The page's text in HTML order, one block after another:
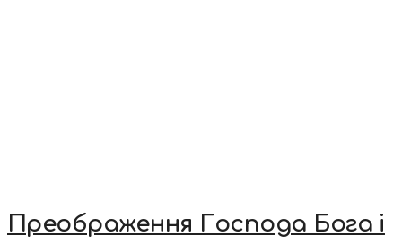
Преображення Господа Бога і